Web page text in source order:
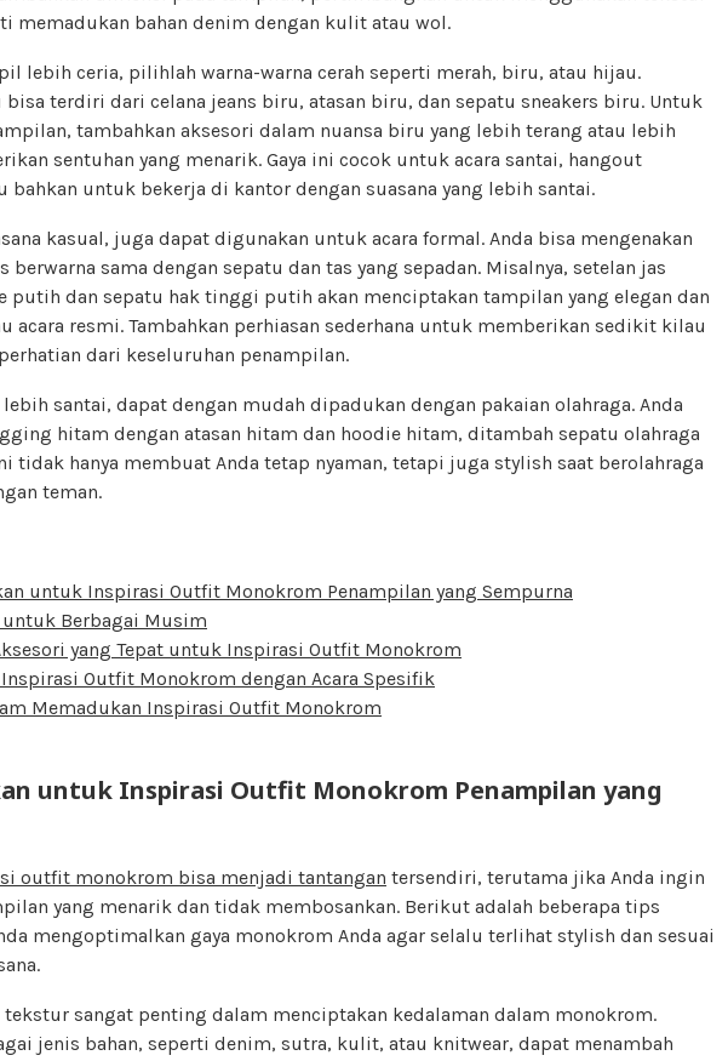
memadukan bahan denim dengan kulit atau wol.
lebih ceria, pilihlah warna-warna cerah seperti merah, biru, atau hijau.
terdiri dari celana jeans biru, atasan biru, dan sepatu sneakers biru. Untuk
tambahkan aksesori dalam nuansa biru yang lebih terang atau lebih
sentuhan yang menarik. Gaya ini cocok untuk acara santai, hangout
bahkan untuk bekerja di kantor dengan suasana yang lebih santai.
kasual, juga dapat digunakan untuk acara formal. Anda bisa mengenakan
berwarna sama dengan sepatu dan tas yang sepadan. Misalnya, setelan jas
putih dan sepatu hak tinggi putih akan menciptakan tampilan yang elegan dan
acara resmi. Tambahkan perhiasan sederhana untuk memberikan sedikit kilau
dari keseluruhan penampilan.
lebih santai, dapat dengan mudah dipadukan dengan pakaian olahraga. Anda
hitam dengan atasan hitam dan hoodie hitam, ditambah sepatu olahraga
tidak hanya membuat Anda tetap nyaman, tetapi juga stylish saat berolahraga
teman.
untuk Inspirasi Outfit Monokrom Penampilan yang Sempurna
Berbagai Musim
yang Tepat untuk Inspirasi Outfit Monokrom
Outfit Monokrom dengan Acara Spesifik
Memadukan Inspirasi Outfit Monokrom
untuk Inspirasi Outfit Monokrom Penampilan yang
outfit monokrom bisa menjadi tantangan tersendiri, terutama jika Anda ingin
yang menarik dan tidak membosankan. Berikut adalah beberapa tips
mengoptimalkan gaya monokrom Anda agar selalu terlihat stylish dan sesuai
tekstur sangat penting dalam menciptakan kedalaman dalam monokrom.
jenis bahan, seperti denim, sutra, kulit, atau knitwear, dapat menambah